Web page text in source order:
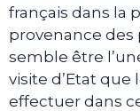
français dans la
provenance des
semble être
visite d’Etat
effectuer dans